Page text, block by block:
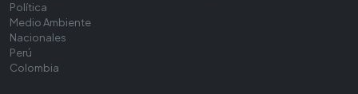
Política
Medio Ambiente
Nacionales
Perú
Colombia